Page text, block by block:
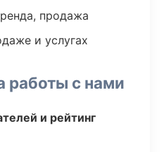
продажа
и услугах
работы с нами
и рейтинг